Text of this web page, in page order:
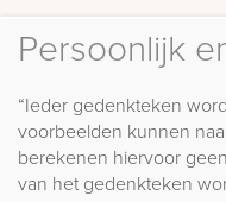
Persoonlijk
“Ieder gedenkteken
voorbeelden kunnen
berekenen hiervoor
van het gedenkteken